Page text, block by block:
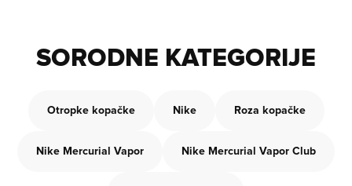
SORODNE KATEGORIJE
Otropke kopačke Nike Roza kopačke
Nike Mercurial Vapor Nike Mercurial Vapor Club